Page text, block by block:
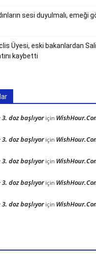
sesi duyulmalı, emeği
Üyesi, eski bakanlardan
kaybetti
3. doz başlıyoriçin
3. doz başlıyoriçin
3. doz başlıyoriçin
3. doz başlıyoriçin
3. doz başlıyoriçin